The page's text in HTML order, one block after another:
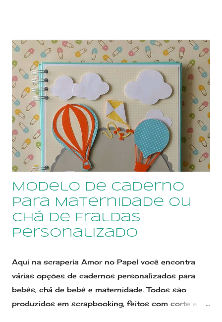
preferir, envie um email para
sonimary.ribeiro@amornopapel.com WhatsApp 21
979622774 A capa pode ser personalizada em
vários temas, e combinações de cores, com
técnicas de scrapbook, ou seja, as imagens são
trabalhadas com recorte e colagem de pecinhas
de papéis especiais, que são montadas umas sobre
as outras, e têm um efeito delicado e bonito. No
livro há espaço para registrar a marcação dos
pezinhos e mãozinhas do bebê, bem c...
Modelo de caderno
para Maternidade ou
Chá de Fraldas
personalizado
Aqui na scraperia Amor no Papel você encontra
várias opções de cadernos personalizados para
bebês, chá de bebê e maternidade. Todos são
produzidos em scrapbooking, feitos com corte e